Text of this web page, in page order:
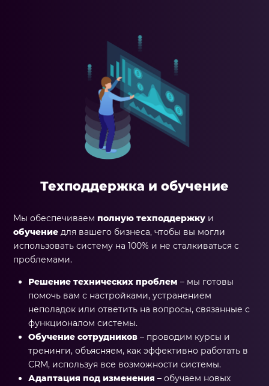
Техподдержка и обучение
Мы обеспечиваемполную техподдержку и
обучение для вашего бизнеса, чтобы вы могли
использовать систему на 100% и не сталкиваться с
проблемами.
Решение технических проблем – мы готовы
помочь вам с настройками, устранением
неполадок или ответить на вопросы, связанные с
функционалом системы.
Обучение сотрудников – проводим курсы и
тренинги, объясняем, как эффективно работать в
CRM, используя все возможности системы.
Адаптация под изменения – обучаем новых